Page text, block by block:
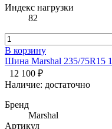
Индекс нагрузки
82
В корзину
Шина Marshal 235/75R15
12 100 ₽
Наличие: достаточно
Бренд
Marshal
Артикул